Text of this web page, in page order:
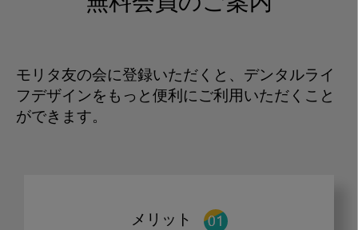
モリタ友の会に登録いただくと、デンタルライ
フデザインをもっと便利にご利用いただくこと
ができます。
メリット